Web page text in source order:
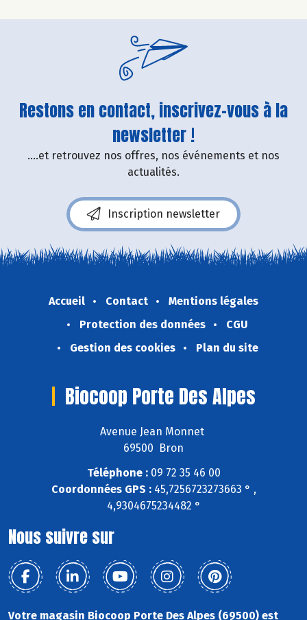
Restons en contact, inscrivez-vous à la
newsletter !
....et retrouvez nos offres, nos événements et nos
actualités.
Inscription newsletter
Accueil Contact
Mentions légales
Protection des données
CGU
Gestion des cookies
Plan du site
Biocoop Porte Des Alpes
Avenue Jean Monnet
69500 Bron
Téléphone :09 72 35 46 00
Coordonnées GPS :45,7256723273663 ° ,
4,9304675234482 °
Nous suivre sur
Votre magasin Biocoop Porte Des Alpes (69500) est